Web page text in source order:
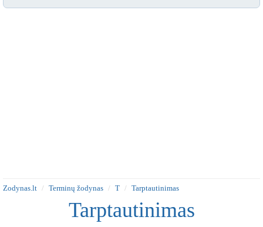
Zodynas.lt Terminų žodynas T Tarptautinimas
Tarptautinimas